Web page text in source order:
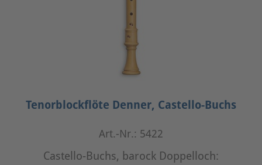
Tenorblockflöte Denner, Castello-Buchs
Art.-Nr.: 5422
Castello-Buchs, barock Doppelloch: